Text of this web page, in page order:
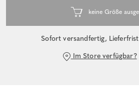
Sofort versandfertig,
Im Store verfügbar?